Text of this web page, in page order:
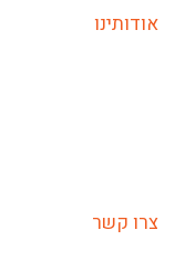
אודותינו
צרו קשר